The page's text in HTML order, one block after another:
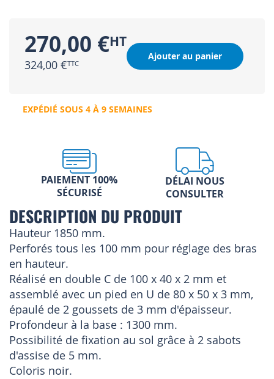
270,00 €
324,00 €
Ajouter au panier
EXPÉDIÉ SOUS 4 À 9 SEMAINES
PAIEMENT 100%
SÉCURISÉ
DÉLAI NOUS
CONSULTER
DESCRIPTION DU PRODUIT
Hauteur 1850 mm.
Perforés tous les 100 mm pour réglage des bras
en hauteur.
Réalisé en double C de 100 x 40 x 2 mm et
assemblé avec un pied en U de 80 x 50 x 3 mm,
épaulé de 2 goussets de 3 mm d'épaisseur.
Profondeur à la base : 1300 mm.
Possibilité de fixation au sol grâce à 2 sabots
d'assise de 5 mm.
Coloris noir.